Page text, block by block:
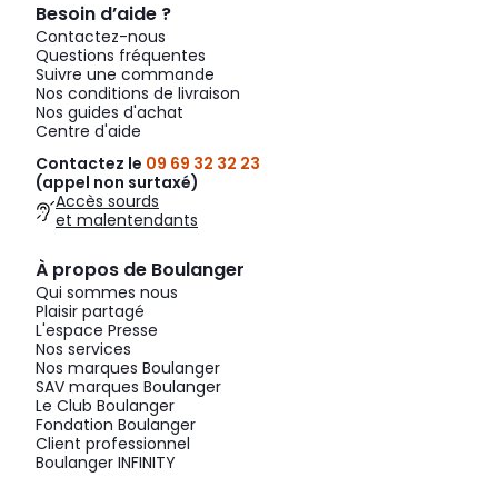
Besoin d’aide ?
Contactez-nous
Questions fréquentes
Suivre une commande
Nos conditions de livraison
Nos guides d'achat
Centre d'aide
Contactez le 09 69 32 32 23
(appel non surtaxé)
Accès sourds
et malentendants
À propos de Boulanger
Qui sommes nous
Plaisir partagé
L'espace Presse
Nos services
Nos marques Boulanger
SAV marques Boulanger
Le Club Boulanger
Fondation Boulanger
Client professionnel
Boulanger INFINITY